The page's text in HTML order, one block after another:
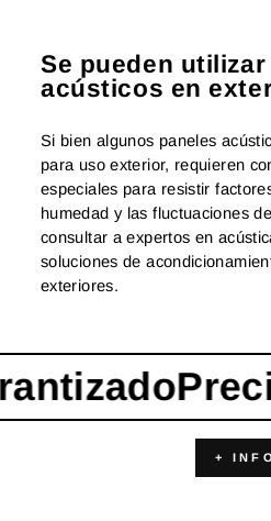
Se pueden
acústicos en
Si bien algunos paneles
para uso exterior, requieren
especiales para resistir
humedad y las fluctuaciones
consultar a expertos en
soluciones de
exteriores.
+ INFO